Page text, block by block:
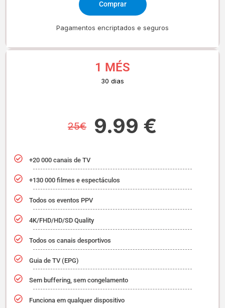
Comprar
Pagamentos encriptados e seguros
1 MÉS
30 dias
25€ 9.99 €
+20 000 canais de TV
+130 000 filmes e espectáculos
Todos os eventos PPV
4K/FHD/HD/SD Quality
Todos os canais desportivos
Guia de TV (EPG)
Sem buffering, sem congelamento
Funciona em qualquer dispositivo